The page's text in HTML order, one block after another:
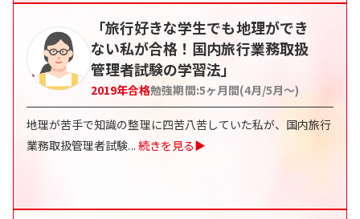
「旅行好きな学生でも地理ができ
ない私が合格！国内旅行業務取扱
管理者試験の学習法」
2019年合格勉強期間:5ヶ月間(4月/5月〜)
地理が苦手で知識の整理に四苦八苦していた私が、国内旅行
業務取扱管理者試験... 続きを見る▶